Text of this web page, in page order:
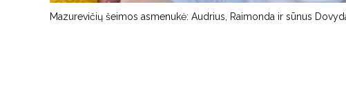
Mazurevičių šeimos asmenukė: Audrius, Raimonda ir sūnus